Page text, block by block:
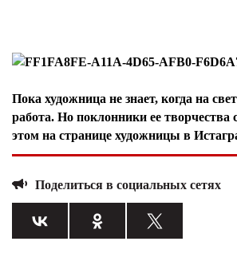
Пока художница не знает, когда на
работа. Но поклонники ее творчества
этом на странице художницы в
Поделиться в социальных сетях